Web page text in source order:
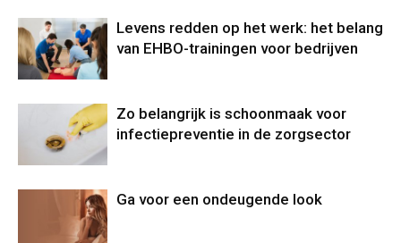
Levens redden op het werk: het belang
van EHBO-trainingen voor bedrijven
Zo belangrijk is schoonmaak voor
infectiepreventie in de zorgsector
Ga voor een ondeugende look